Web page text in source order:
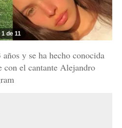
1 de 11
y se ha hecho conocida
con el cantante Alejandro